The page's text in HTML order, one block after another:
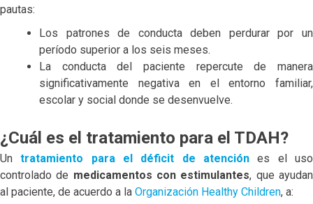
pautas:
Los patrones de conducta deben perdurar por un
período superior a los seis meses.
La conducta del paciente repercute de manera
significativamente negativa en el entorno familiar,
escolar y social donde se desenvuelve.
¿Cuál es el tratamiento para el TDAH?
Un tratamiento para el déficit de atención es el uso
controlado de medicamentos con estimulantes, que ayudan
al paciente, de acuerdo a la Organización Healthy Children, a: